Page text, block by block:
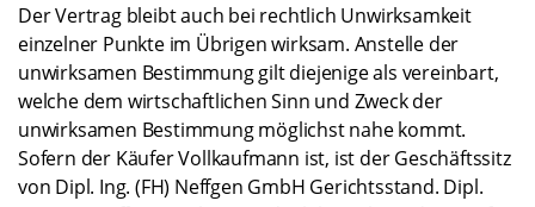
Der Vertrag bleibt auch bei rechtlich Unwirksamkeit
einzelner Punkte im Übrigen wirksam. Anstelle der
unwirksamen Bestimmung gilt diejenige als vereinbart,
welche dem wirtschaftlichen Sinn und Zweck der
unwirksamen Bestimmung möglichst nahe kommt.
Sofern der Käufer Vollkaufmann ist, ist der Geschäftssitz
von Dipl. Ing. (FH) Neffgen GmbH Gerichtsstand. Dipl.